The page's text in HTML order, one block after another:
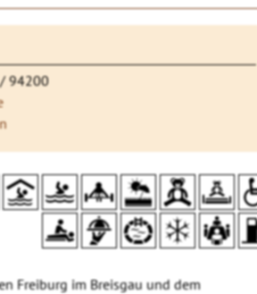
94200
Freiburg im Breisgau und dem